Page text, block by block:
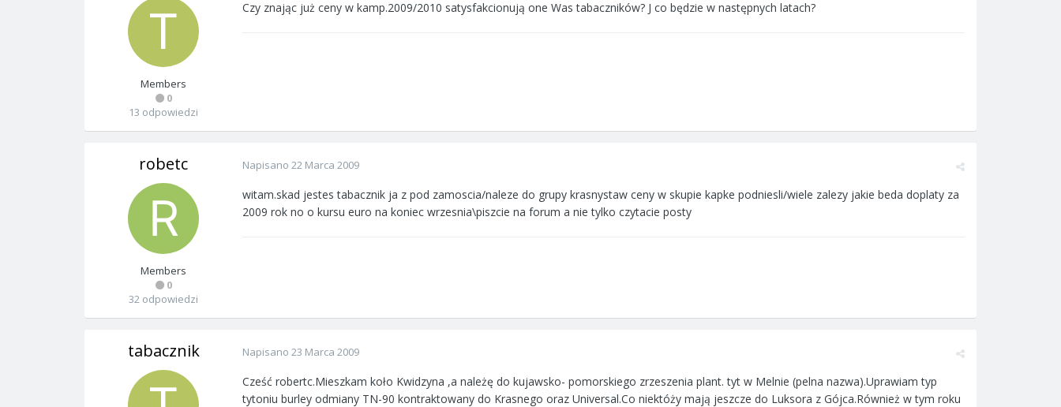
Members
0
13 odpowiedzi
Czy znając już ceny w kamp.2009/2010 satysfakcionują one Was tabaczników? J co będzie w następnych latach?
robetc
Members
0
32 odpowiedzi
Napisano 22 Marca 2009
witam.skad jestes tabacznik ja z pod zamoscia/naleze do grupy krasnystaw ceny w skupie kapke podniesli/wiele zalezy jakie beda doplaty za
2009 rok no o kursu euro na koniec wrzesnia\piszcie na forum a nie tylko czytacie posty
tabacznik Napisano 23 Marca 2009
Cześć robertc.Mieszkam koło Kwidzyna ,a należę do kujawsko- pomorskiego zrzeszenia plant. tyt w Melnie (pelna nazwa).Uprawiam typ
tytoniu burley odmiany TN-90 kontraktowany do Krasnego oraz Universal.Co niektóży mają jeszcze do Luksora z Gójca.Również w tym roku